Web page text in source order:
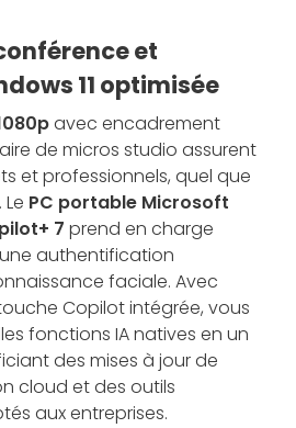
et
11 optimisée
avec encadrement
de micros studio assurent
et professionnels, quel que
PC portable Microsoft
7 prend en charge
authentification
faciale. Avec
Copilot intégrée, vous
fonctions IA natives en un
des mises à jour de
cloud et des outils
aux entreprises.